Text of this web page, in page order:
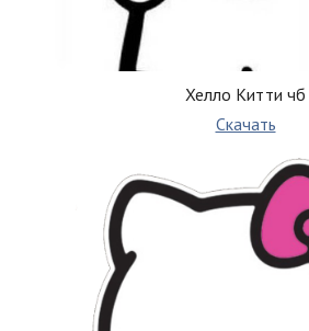
Хелло Китти чб
Скачать